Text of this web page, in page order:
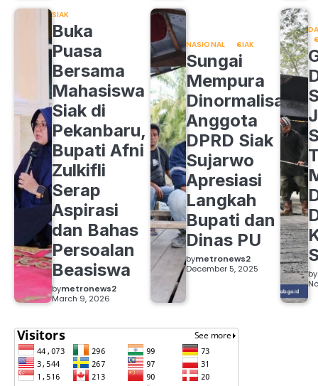
SIAK
Buka
Puasa
Bersama
Mahasiswa
Siak di
Pekanbaru,
Bupati Afni
Zulkifli
Serap
Aspirasi
dan Bahas
Persoalan
Beasiswa
bymetronews2
March 9, 2026
NASIONAL SIAK
Sungai
Mempura
Dinormalisasi,
Anggota
DPRD Siak
Sujarwo
Apresiasi
Langkah
Bupati dan
Dinas PU
bymetronews2
December 5, 2025
by